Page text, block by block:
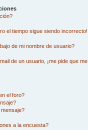
el tiempo sigue siendo incorrecto!
de mi nombre de usuario?
de un usuario, ¡me pide que me
el foro?
a la encuesta?